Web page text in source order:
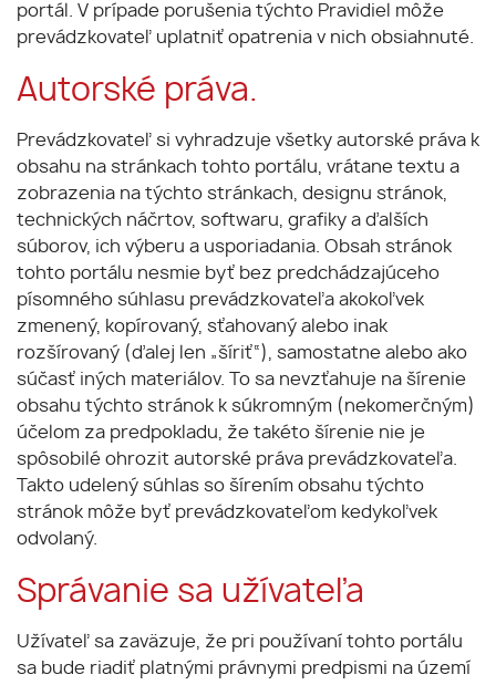
portál. V prípade porušenia týchto Pravidiel môže
prevádzkovateľ uplatniť opatrenia v nich obsiahnuté.
Autorské práva.
Prevádzkovateľ si vyhradzuje všetky autorské práva k
obsahu na stránkach tohto portálu, vrátane textu a
zobrazenia na týchto stránkach, designu stránok,
technických náčrtov, softwaru, grafiky a ďalších
súborov, ich výberu a usporiadania. Obsah stránok
tohto portálu nesmie byť bez predchádzajúceho
písomného súhlasu prevádzkovateľa akokoľvek
zmenený, kopírovaný, sťahovaný alebo inak
rozšírovaný (ďalej len „šíriť“), samostatne alebo ako
súčasť iných materiálov. To sa nevzťahuje na šírenie
obsahu týchto stránok k súkromným (nekomerčným)
účelom za predpokladu, že takéto šírenie nie je
spôsobilé ohrozit autorské práva prevádzkovateľa.
Takto udelený súhlas so šírením obsahu týchto
stránok môže byť prevádzkovateľom kedykoľvek
odvolaný.
Správanie sa užívateľa
Užívateľ sa zaväzuje, že pri používaní tohto portálu
sa bude riadiť platnými právnymi predpismi na území